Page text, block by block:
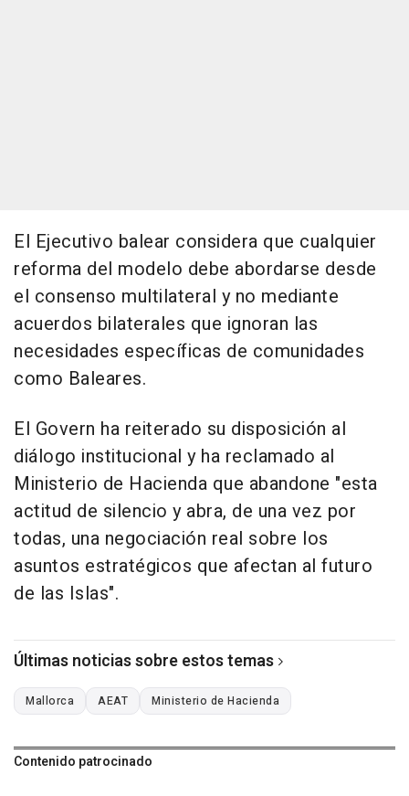
El Ejecutivo balear considera que cualquier
reforma del modelo debe abordarse desde
el consenso multilateral y no mediante
acuerdos bilaterales que ignoran las
necesidades específicas de comunidades
como Baleares.
El Govern ha reiterado su disposición al
diálogo institucional y ha reclamado al
Ministerio de Hacienda que abandone "esta
actitud de silencio y abra, de una vez por
todas, una negociación real sobre los
asuntos estratégicos que afectan al futuro
de las Islas".
Últimas noticias sobre estos temas
Mallorca AEAT Ministerio de Hacienda
Contenido patrocinado